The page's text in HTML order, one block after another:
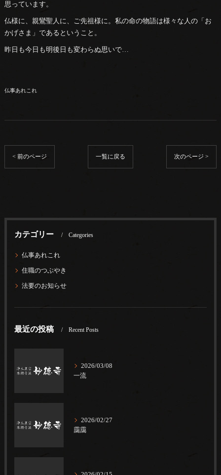
思っています。
仏様に、親鸞聖人に、ご先祖様に。私の命の物語は様々な人の「お
かげさま」であるということ。
昨日も今日も明後日も変わらぬ思いで…
仏事あれこれ
< 前のページ 一覧に戻る 次のページ >
カテゴリー Categories
仏事あれこれ
住職のつぶやき
法要のお知らせ
最近の投稿 Recent Posts
2026/03/08
一流
2026/02/27
靄靄